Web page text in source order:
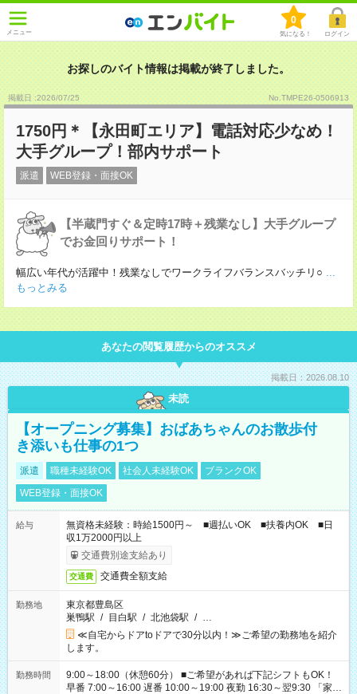
メニュー
0
気になる！ ログイン
お探しのバイト情報は掲載が終了しました。
掲載日 :2026/07/25 No.TMPE26-0506913
1750円＊【永田町エリア】電話対応少なめ！
大手グループ！部内サポート
派遣 WEB登録・面接OK
【半蔵門すぐ＆定時17時＋残業なし】大手グループ
でお金回りサポート！
幅広い年代が活躍中！残業なしでワークライフバランスバッチリ○ ...
もっとみる
あなたの閲覧履歴からのオススメ
掲載日：2026.08.10
未読
【オープニング募集】おばあちゃんのお散歩付
き添いも仕事の1つ
派遣 職種未経験OK 社会人未経験OK
ブランクOK
WEB登録・面接OK
給与
無資格未経験：時給1500円～ ■週払いOK ■扶養内OK ■日
収1万2000円以上
交通費別途支給あり
交通費 交通費全額支給
勤務地
東京都豊島区
巣鴨駅 / 目白駅 / 北池袋駅 / …
≪自宅からドアtoドアで30分以内！≫ご希望の勤務地を紹介
します。
勤務時間
9:00～18:00（休憩60分） ■ご希望があれば下記シフトもOK！
早番 7:00～16:00 遅番 10:00～19:00 夜勤 16:30～翌9:30 「家族